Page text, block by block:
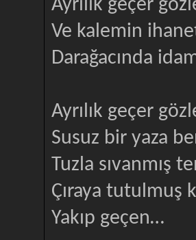
Ayrılık geçer
Ve kalemin
Darağacında
Ayrılık geçer
Susuz bir yaza
Tuzla sıvanmış
Çıraya tutulmuş
Yakıp geçen…